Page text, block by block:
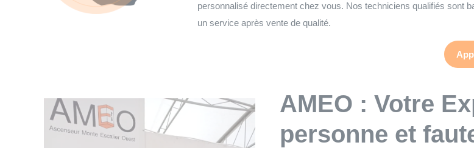
personnalisé directement chez vous. Nos techniciens qualifiés sont
un service après vente de qualité.
AMEO : Votre
personne et